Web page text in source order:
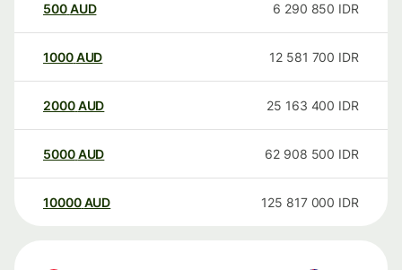
500AUD 6 290 850 IDR
1000AUD 12 581 700 IDR
2000AUD 25 163 400 IDR
5000AUD 62 908 500 IDR
10000 AUD 125 817 000 IDR